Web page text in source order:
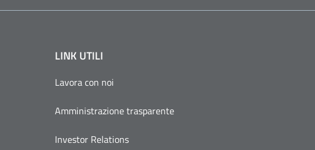
LINK UTILI
Lavora con noi
Amministrazione trasparente
Investor Relations